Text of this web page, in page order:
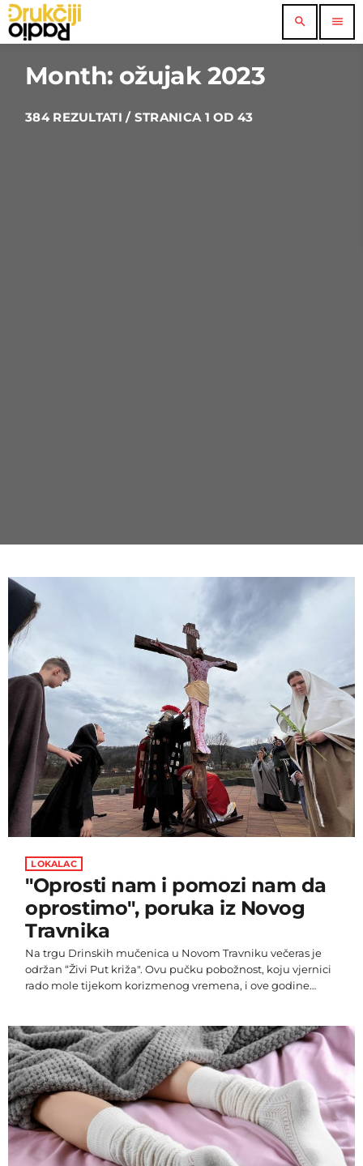
search menu
Month: ožujak 2023
384 REZULTATI / STRANICA 1 OD 43
LOKALAC
"Oprosti nam i pomozi nam da
oprostimo", poruka iz Novog
Travnika
Na trgu Drinskih mučenica u Novom Travniku večeras je
održan “Živi Put križa". Ovu pučku pobožnost, koju vjernici
rado mole tijekom korizmenog vremena, i ove godine
Ovo je druga godina ovakvog jednog zanimljivog i
neuobičajenog načina prikazivanja Isusove muke.
Redatelj Anto Bilić vizuelnim djelom ukazao je mnoštvu
vjernika , što je zapravo Isus proživio […]